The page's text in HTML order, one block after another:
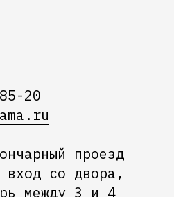
20
проезд
со двора,
между 3 и 4